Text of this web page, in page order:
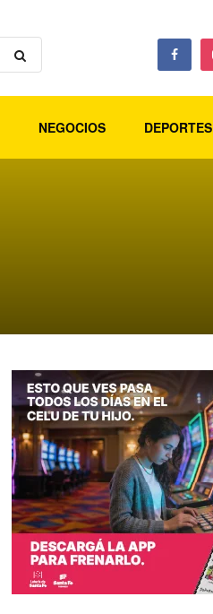
NEGOCIOS DEPORTES